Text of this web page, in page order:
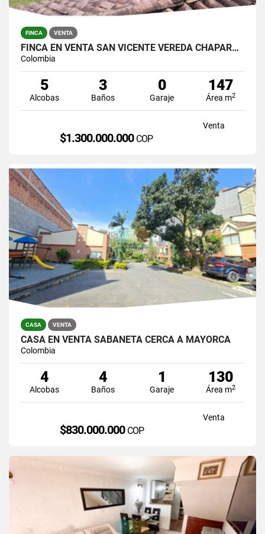
FINCA VENTA
FINCA EN VENTA SAN VICENTE VEREDA CHAPARRAL SOLO CONTADO
Colombia
5
Alcobas
3
Baños
0
Garaje
147
Área m2
Venta
$1.300.000.000 COP
CASA VENTA
CASA EN VENTA SABANETA CERCA A MAYORCA
Colombia
4
Alcobas
4
Baños
1
Garaje
130
Área m2
Venta
$830.000.000 COP